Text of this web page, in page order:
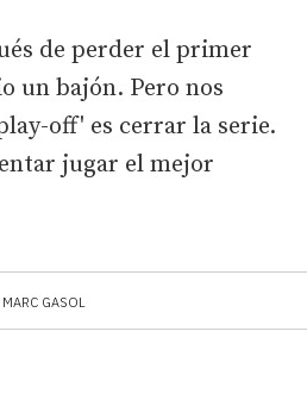
MARC GASOL
de perder el primer
un bajón. Pero nos
off' es cerrar la serie.
jugar el mejor